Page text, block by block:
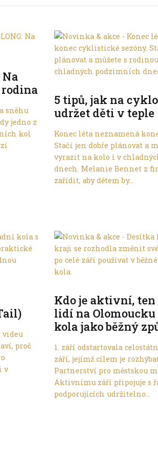
Na
rodina
sněhu
jedno z
kol
5 tipů, jak na
udržet děti v teple
Konec léta neznamená
Stačí jen dobře plánovat a
vyrazit na kolo i v
dnech. Melanie Bennet z
zařídit, aby dětem by...
videu
proč
v
Kdo je aktivní, ten
lidí na
kola jako běžný
1. září odstartovala
září, jejímž cílem je
Partnerství pro městskou
Aktivnímu září připojuje s
podporujících udržitelno...